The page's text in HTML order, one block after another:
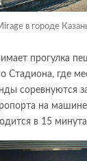
в городе
прогулка
Стадиона, где
соревнуются
на
в 15